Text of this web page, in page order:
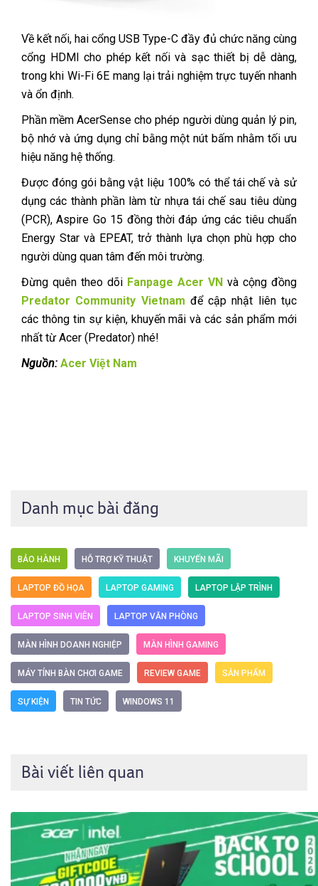
Về kết nối, hai cổng USB Type-C đầy đủ chức năng cùng
cổng HDMI cho phép kết nối và sạc thiết bị dễ dàng,
trong khi Wi-Fi 6E mang lại trải nghiệm trực tuyến nhanh
và ổn định.
Phần mềm AcerSense cho phép người dùng quản lý pin,
bộ nhớ và ứng dụng chỉ bằng một nút bấm nhằm tối ưu
hiệu năng hệ thống.
Được đóng gói bằng vật liệu 100% có thể tái chế và sử
dụng các thành phần làm từ nhựa tái chế sau tiêu dùng
(PCR), Aspire Go 15 đồng thời đáp ứng các tiêu chuẩn
Energy Star và EPEAT, trở thành lựa chọn phù hợp cho
người dùng quan tâm đến môi trường.
Đừng quên theo dõi Fanpage Acer VN và cộng đồng
Predator Community Vietnam để cập nhật liên tục
các thông tin sự kiện, khuyến mãi và các sản phẩm mới
nhất từ Acer (Predator) nhé!
Nguồn: Acer Việt Nam
Danh mục bài đăng
BẢO HÀNH HỖ TRỢ KỸ THUẬT KHUYẾN MÃI
LAPTOP ĐỒ HỌA LAPTOP GAMING LAPTOP LẬP TRÌNH
LAPTOP SINH VIÊN LAPTOP VĂN PHÒNG
MÀN HÌNH DOANH NGHIỆP MÀN HÌNH GAMING
MÁY TÍNH BÀN CHƠI GAME REVIEW GAME SẢN PHẨM
SỰ KIỆN TIN TỨC WINDOWS 11
Bài viết liên quan